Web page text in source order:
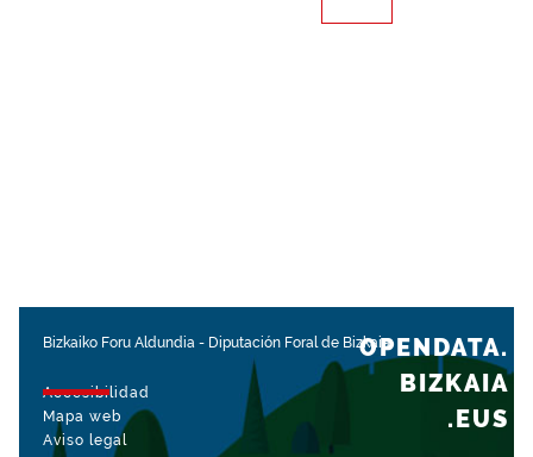
Bizkaiko Foru Aldundia - Diputación Foral de Bizkaia
Accesibilidad
Mapa web
Aviso legal
OPENDATA.
BIZKAIA
.EUS